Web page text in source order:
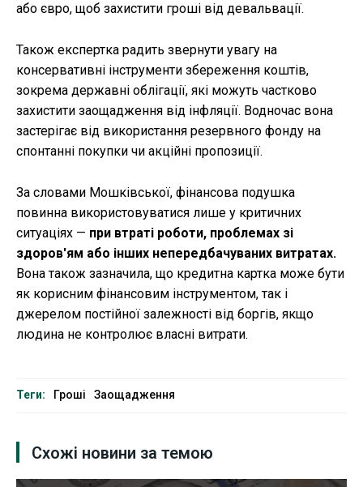
або євро, щоб захистити гроші від девальвації.
Також експертка радить звернути увагу на
консервативні інструменти збереження коштів,
зокрема державні облігації, які можуть частково
захистити заощадження від інфляції. Водночас вона
застерігає від використання резервного фонду на
спонтанні покупки чи акційні пропозиції.
За словами Мошківської, фінансова подушка
повинна використовуватися лише у критичних
ситуаціях — при втраті роботи, проблемах зі
здоров'ям або інших непередбачуваних витратах.
Вона також зазначила, що кредитна картка може бути
як корисним фінансовим інструментом, так і
джерелом постійної залежності від боргів, якщо
людина не контролює власні витрати.
Теги: Гроші Заощадження
Схожі новини за темою